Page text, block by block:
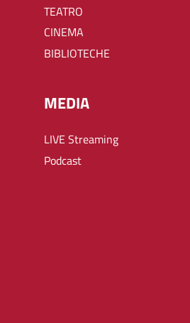
TEATRO
CINEMA
BIBLIOTECHE
MEDIA
LIVE Streaming
Podcast